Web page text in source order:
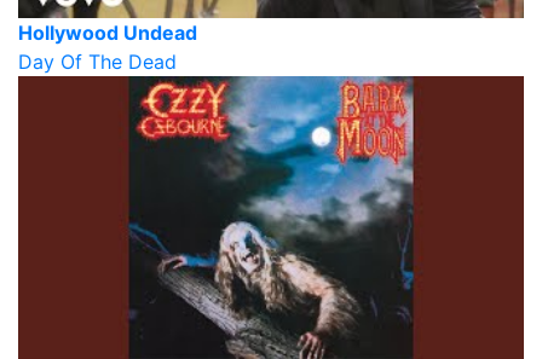
Hollywood Undead
Day Of The Dead